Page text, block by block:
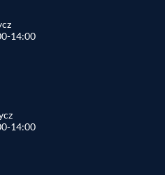
14:00
14:00